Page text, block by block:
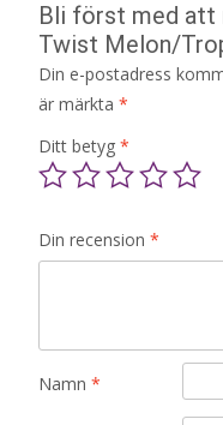
Bli först med att
Twist Melon/
Din e-postadress
är märkta *
Ditt betyg *
Din recension *
Namn *